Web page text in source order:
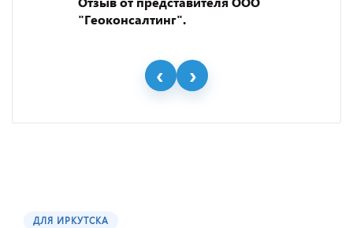
"Геоконсалтинг".
ДЛЯ ИРКУТСКА